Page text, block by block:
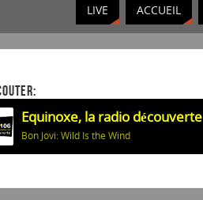
LIVE ACCUEIL
Equinoxe, la radio découverte
Bon Jovi: Wild Is the Wind